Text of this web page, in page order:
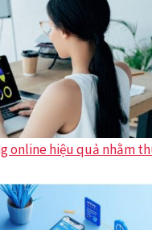
online hiệu quả nhằm